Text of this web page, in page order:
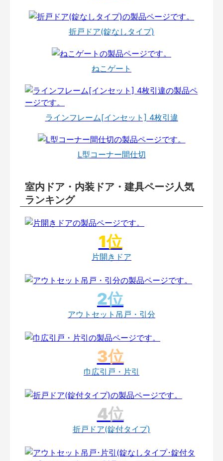
折戸ドア(錠なしタイプ)
ねこゲート
ラインフレーム[インセット] 4枚引違
L型コーナー間仕切
室内ドア・内装ドア・建具ページ人気
ランキング
片開きドア
アウトセット吊戸・引分
巾広引戸・片引
折戸ドア(錠付タイプ)